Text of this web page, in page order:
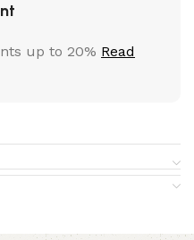
up to 20% Read